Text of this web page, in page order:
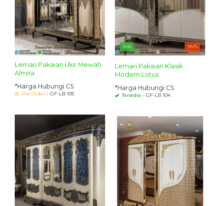
Lemari Pakaian Ukir Mewah
Almira
*Harga Hubungi CS
Pre Order - GF-LB 105
WA SMS
Lemari Pakaian Klasik
Modern Lotus
*Harga Hubungi CS
Tersedia - GF-LB 104